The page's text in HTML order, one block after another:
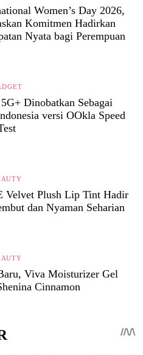
Women’s Day 2026,
Komitmen Hadirkan
Nyata bagi Perempuan
Dinobatkan Sebagai
versi OOkla Speed
Velvet Plush Lip Tint Hadir
dan Nyaman Seharian
Viva Moisturizer Gel
Cinnamon